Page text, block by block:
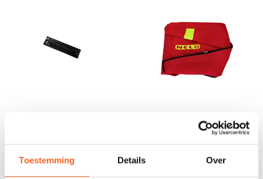
Toestemming Details Over
NELO BOOTHOES K4